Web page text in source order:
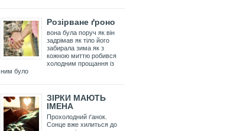
Розірване ґроно
вона була поруч як він
задрімав як тіло його
забирала зима як з
кожною миттю робився
холодним прощання із
ним було
ЗІРКИ МАЮТЬ
ІМЕНА
Прохолодний ґанок.
Сонце вже хилиться до